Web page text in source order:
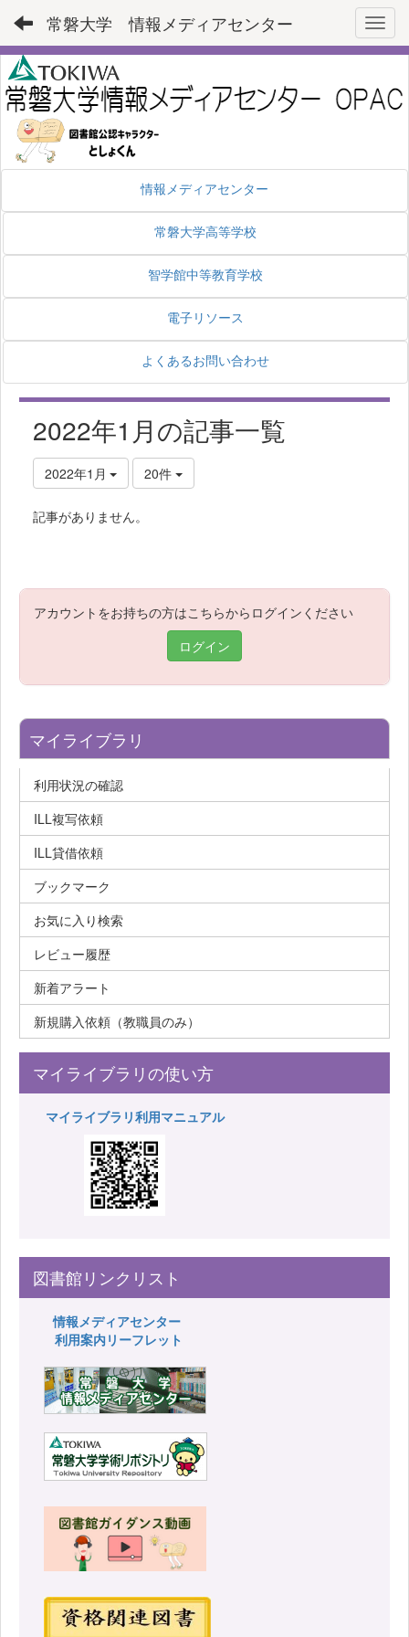
常磐大学 情報メディアセンター
情報メディアセンター
常磐大学高等学校
智学館中等教育学校
電子リソース
よくあるお問い合わせ
2022年1月の記事一覧
2022年1月 20件
記事がありません。
アカウントをお持ちの方はこちらからログインください
ログイン
マイライブラリ
利用状況の確認
ILL複写依頼
ILL貸借依頼
ブックマーク
お気に入り検索
レビュー履歴
新着アラート
新規購入依頼（教職員のみ）
マイライブラリの使い方
マイライブラリ利用マニュアル
図書館リンクリスト
情報メディアセンター
利用案内リーフレット